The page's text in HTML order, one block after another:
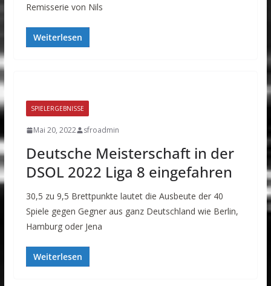
Remisserie von Nils
Weiterlesen
SPIELERGEBNISSE
Mai 20, 2022 sfroadmin
Deutsche Meisterschaft in der
DSOL 2022 Liga 8 eingefahren
30,5 zu 9,5 Brettpunkte lautet die Ausbeute der 40
Spiele gegen Gegner aus ganz Deutschland wie Berlin,
Hamburg oder Jena
Weiterlesen